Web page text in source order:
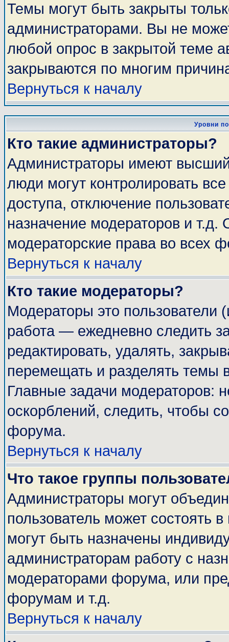
Темы могут быть закрыты
администраторами. Вы не
любой опрос в закрытой теме
закрываются по многим
Вернуться к началу
Уровни
Кто такие администраторы?
Администраторы имеют
люди могут контролировать
доступа, отключение
назначение модераторов и
модераторские права во всех
Вернуться к началу
Кто такие модераторы?
Модераторы это пользователи
работа — ежедневно следить
редактировать, удалять,
перемещать и разделять темы
Главные задачи модераторов:
оскорблений, следить, чтобы
форума.
Вернуться к началу
Что такое группы
Администраторы могут
пользователь может состоять
могут быть назначены
администраторам работу с
модераторами форума, или
форумам и т.д.
Вернуться к началу